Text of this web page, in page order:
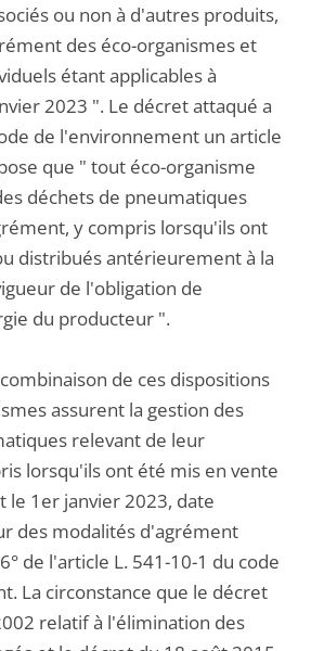
ou non à d'autres produits,
des éco-organismes et
étant applicables à
2023 ". Le décret attaqué a
de l'environnement un article
que " tout éco-organisme
déchets de pneumatiques
y compris lorsqu'ils ont
distribués antérieurement à la
de l'obligation de
du producteur ".
de ces dispositions
assurent la gestion des
relevant de leur
lorsqu'ils ont été mis en vente
le 1er janvier 2023, date
des modalités d'agrément
de l'article L. 541-10-1 du code
La circonstance que le décret
relatif à l'élimination des